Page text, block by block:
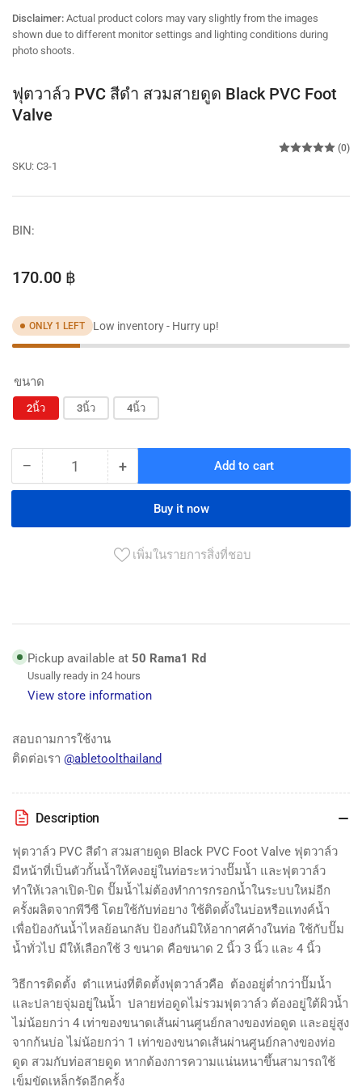
Disclaimer: Actual product colors may vary slightly from the images
shown due to different monitor settings and lighting conditions during
photo shoots.
ฟุตวาล์ว PVC สีดำ สวมสายดูด Black PVC Foot
Valve
SKU: C3-1
(0)
BIN:
Regular
170.00 ฿
ONLY 1 LEFT Low inventory - Hurry up!
ขนาด
2นิ้ว 3นิ้ว 4นิ้ว
− Decrease
quantity
ฟุต
ดูด
Black
PVC
Valve
Quantity +Increase
quantity
ฟุต
วาล์ว
ดูด
Black
PVC
Add to cart
Buy it now
เพิ่มในรายการสิ่งที่ชอบ
Pickup available at 50 Rama1 Rd
Usually ready in 24 hours
View store information
สอบถามการใช้งาน
ติดต่อเรา @abletoolthailand
Description
ฟุตวาล์ว PVC สีดำ สวมสายดูด Black PVC Foot Valve ฟุตวาล์ว
มีหน้าที่เป็นตัวกั้นน้ำให้คงอยู่ในท่อระหว่างปั๊มน้ำ และฟุตวาล์ว
ทำให้เวลาเปิด-ปิด ปั๊มน้ำไม่ต้องทำการกรอกน้ำในระบบใหม่อีก
ครั้งผลิตจากพีวีซี โดยใช้กับท่อยาง ใช้ติดตั้งในบ่อหรือแทงค์น้ำ
เพื่อป้องกันน้ำไหลย้อนกลับ ป้องกันมิให้อากาศค้างในท่อ ใช้กับปั๊ม
น้ำทั่วไป มีให้เลือกใช้ 3 ขนาด คือขนาด 2 นิ้ว 3 นิ้ว และ 4 นิ้ว
วิธีการติดตั้ง ตำแหน่งที่ติดตั้งฟุตวาล์วคือ ต้องอยู่ต่ำกว่าปั๊มน้ำ
และปลายจุ่มอยู่ในน้ำ ปลายท่อดูดไม่รวมฟุตวาล์ว ต้องอยู่ใต้ผิวน้ำ
ไม่น้อยกว่า 4 เท่าของขนาดเส้นผ่านศูนย์กลางของท่อดูด และอยู่สูง
จากก้นบ่อ ไม่น้อยกว่า 1 เท่าของขนาดเส้นผ่านศูนย์กลางของท่อ
ดูด สวมกับท่อสายดูด หากต้องการความแน่นหนาขึ้นสามารถใช้
เข็มขัดเหล็กรัดอีกครั้ง